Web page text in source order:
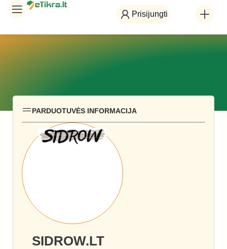
Prisijungti
PARDUOTUVĖS INFORMACIJA
SIDROW.LT